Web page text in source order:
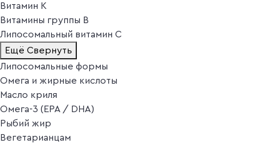
Витамин K
Витамины группы B
Липосомальный витамин C
Ещё Свернуть
Липосомальные формы
Омега и жирные кислоты
Масло криля
Омега-3 (EPA / DHA)
Рыбий жир
Вегетарианцам